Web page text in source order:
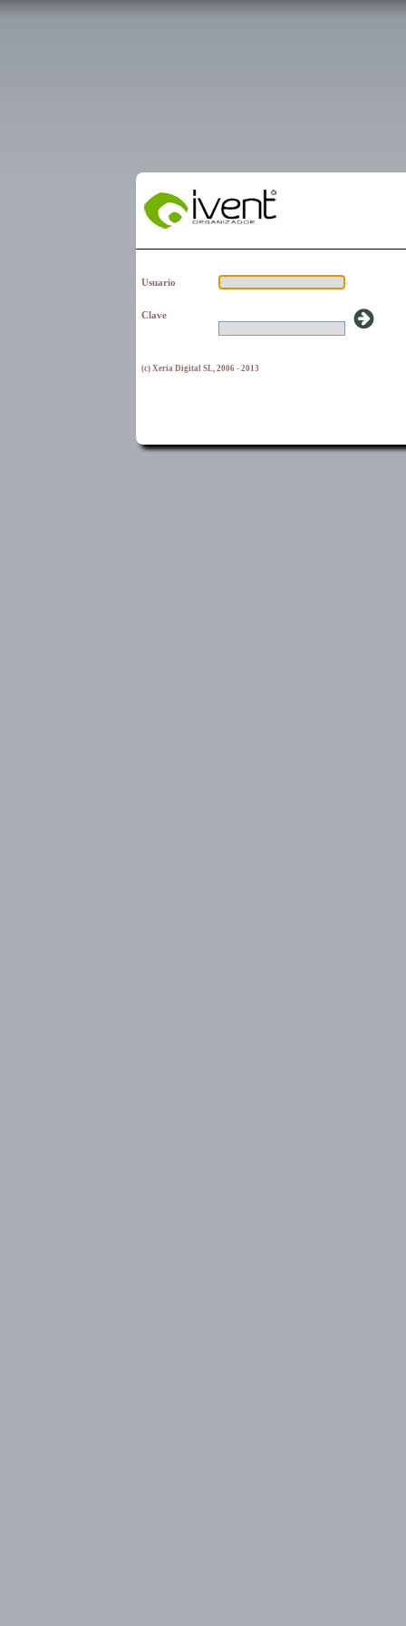
Usuario
Clave
(c) Xeria Digital SL, 2006 - 2013